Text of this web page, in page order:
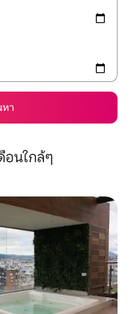
า
อนใกล้ๆ